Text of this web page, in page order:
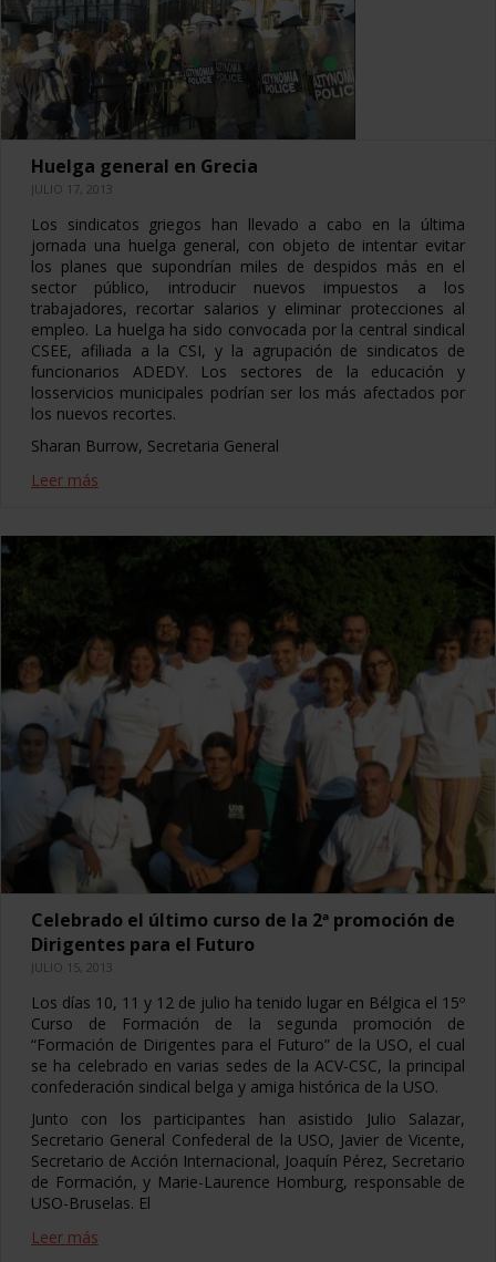
Huelga general en Grecia
JULIO 17, 2013
Los sindicatos griegos han llevado a cabo en la última
jornada una huelga general, con objeto de intentar evitar
los planes que supondrían miles de despidos más en el
sector público, introducir nuevos impuestos a los
trabajadores, recortar salarios y eliminar protecciones al
empleo. La huelga ha sido convocada por la central sindical
CSEE, afiliada a la CSI, y la agrupación de sindicatos de
funcionarios ADEDY. Los sectores de la educación y
losservicios municipales podrían ser los más afectados por
los nuevos recortes.
Sharan Burrow, Secretaria General
Leer más
Celebrado el último curso de la 2ª promoción de
Dirigentes para el Futuro
JULIO 15, 2013
Los días 10, 11 y 12 de julio ha tenido lugar en Bélgica el 15º
Curso de Formación de la segunda promoción de
“Formación de Dirigentes para el Futuro” de la USO, el cual
se ha celebrado en varias sedes de la ACV-CSC, la principal
confederación sindical belga y amiga histórica de la USO.
Junto con los participantes han asistido Julio Salazar,
Secretario General Confederal de la USO, Javier de Vicente,
Secretario de Acción Internacional, Joaquín Pérez, Secretario
de Formación, y Marie-Laurence Homburg, responsable de
USO-Bruselas. El
Leer más